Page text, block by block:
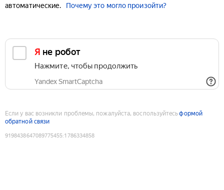
автоматические.
Почему это могло произойти?
Я не робот
Нажмите, чтобы продолжить
Yandex SmartCaptcha
Если у вас возникли проблемы, пожалуйста, воспользуйтесьформой
обратной связи
9198438647089775455:1786334858